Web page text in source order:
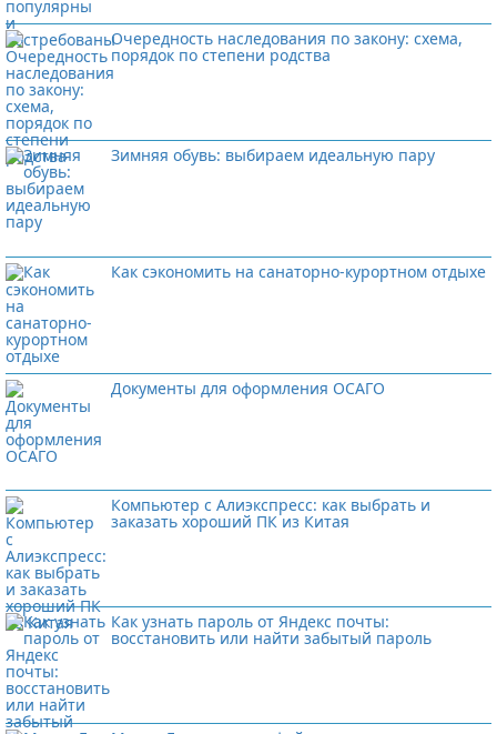
Очередность наследования по закону: схема,
порядок по степени родства
Зимняя обувь: выбираем идеальную пару
Как сэкономить на санаторно-курортном отдыхе
Документы для оформления ОСАГО
Компьютер с Алиэкспресс: как выбрать и
заказать хороший ПК из Китая
Как узнать пароль от Яндекс почты:
восстановить или найти забытый пароль